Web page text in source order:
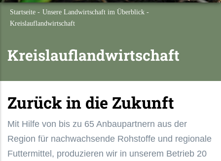
Startseite - Unsere Landwirtschaft im Überblick -
Kreislauflandwirtschaft
Kreislauflandwirtschaft
Zurück in die Zukunft
Mit Hilfe von bis zu 65 Anbaupartnern aus der
Region für nachwachsende Rohstoffe und regionale
Futtermittel, produzieren wir in unserem Betrieb 20